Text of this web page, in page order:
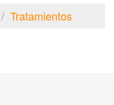
Tratamientos